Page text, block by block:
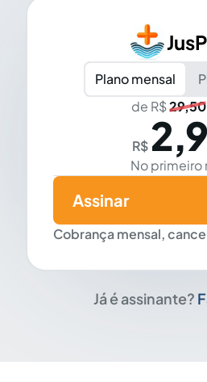
Plano mensal
de R$29,50
R$
No primeiro
Cobrança mensal,
Assinar
Já é assinante?